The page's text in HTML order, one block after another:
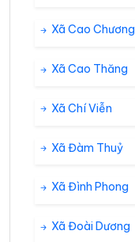
Xã Cao Chương
Xã Cao Thăng
Xã Chí Viễn
Xã Đàm Thuỷ
Xã Đình Phong
Xã Đoài Dương